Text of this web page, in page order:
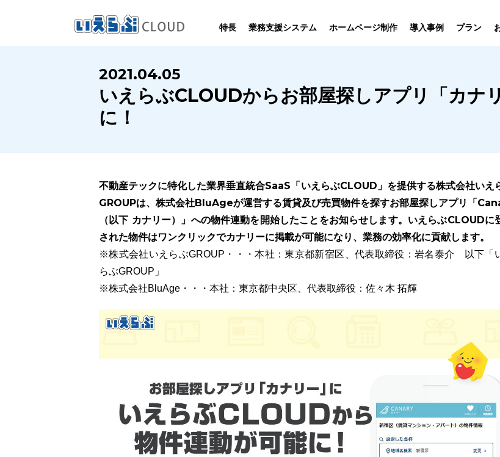
特長 業務支援システム
SYSTEM
いえらぶCLOUDは不動産業務を
幅広く支援しています。
業務向け機能
売買仲介
業務向け機能
ホームページ制作
HOMEPAGE
いえらぶは集客用ホームページを
不動産業に特化して制作しています。
制作について
制
導入事例
PERFORMANCE
いえらぶCLOUDを実際にご利用の
お客様の声と制作実績のご紹介です。
ユーザーインタビュー
プラン
INFORMATION
いえらぶCLOUDや不動産業界に関する
ニュース･ノウハウをお伝えします。
ニュース一覧 お
2021.04.05
いえらぶCLOUDからお部屋探しアプリ「カナ
に！
不動産テックに特化した業界垂直統合SaaS「いえらぶCLOUD」を提供する株式会社いえ
GROUPは、株式会社BluAgeが運営する賃貸及び売買物件を探すお部屋探しアプリ「
（以下 カナリー）」への物件連動を開始したことをお知らせします。いえらぶCLOUDに
された物件はワンクリックでカナリーに掲載が可能になり、業務の効率化に貢献します。
※株式会社いえらぶGROUP・・・本社：東京都新宿区、代表取締役：岩名泰介 以下「
らぶGROUP」
※株式会社BluAge・・・本社：東京都中央区、代表取締役：佐々木 拓輝